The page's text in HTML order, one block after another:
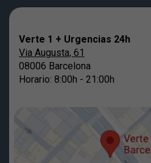
Verte 1 + Urgencias 24h
Via Augusta, 61
08006 Barcelona
Horario: 8:00h - 21:00h